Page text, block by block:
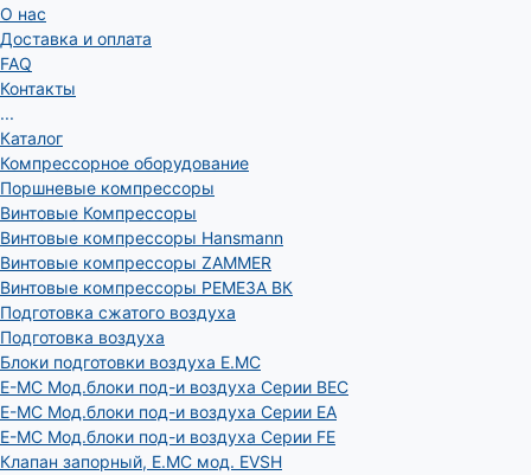
О нас
Доставка и оплата
FAQ
Контакты
...
Каталог
Компрессорное оборудование
Поршневые компрессоры
Винтовые Компрессоры
Винтовые компрессоры Hansmann
Винтовые компрессоры ZAMMER
Винтовые компрессоры РЕМЕЗА ВК
Подготовка сжатого воздуха
Подготовка воздуха
Блоки подготовки воздуха E.MC
E-MC Мод.блоки под-и воздуха Серии BEC
E-MC Мод.блоки под-и воздуха Серии EA
E-MC Мод.блоки под-и воздуха Серии FE
Клапан запорный, E.MC мод. EVSH